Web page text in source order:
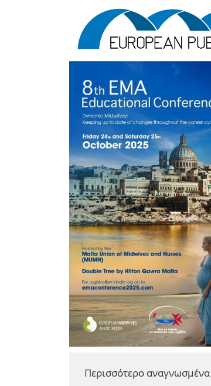
Περισσότερο αναγνωσμένα